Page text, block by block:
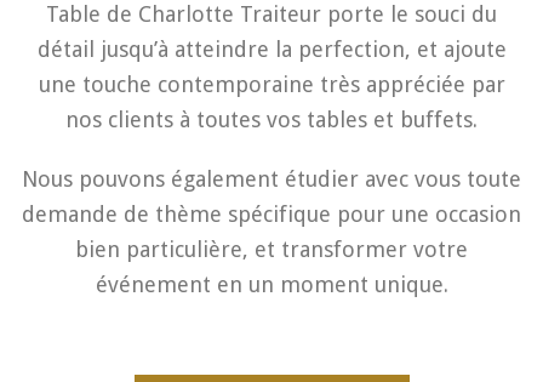
Table de Charlotte Traiteur porte le souci du
détail jusqu’à atteindre la perfection, et ajoute
une touche contemporaine très appréciée par
nos clients à toutes vos tables et buffets.
Nous pouvons également étudier avec vous toute
demande de thème spécifique pour une occasion
bien particulière, et transformer votre
événement en un moment unique.